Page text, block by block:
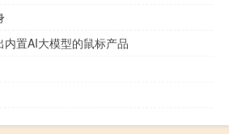
置AI大模型的鼠标产品